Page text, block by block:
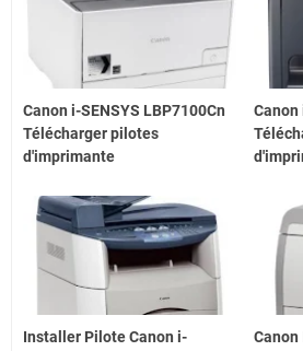
Canon i-SENSYS LBP7100Cn
Télécharger pilotes
d'imprimante
Canon
Installer Pilote Canon i-
Canon